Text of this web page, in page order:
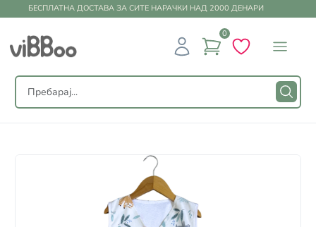
БЕСПЛАТНА ДОСТАВА ЗА СИТЕ НАРАЧКИ НАД 2000 ДЕНАРИ
0